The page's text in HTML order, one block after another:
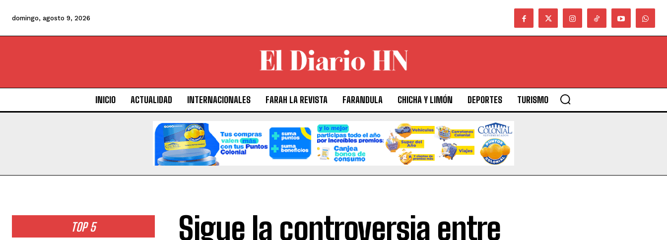
domingo, agosto 9, 2026
INICIO ACTUALIDAD INTERNACIONALES FARAH LA REVISTA FARANDULA CHICHA Y LIMÓN DEPORTES TURISMO
TOP 5
Sigue la controversia entre